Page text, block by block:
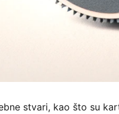
stvari, kao što su